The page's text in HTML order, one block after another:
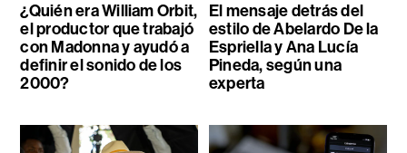
¿Quién era William Orbit,
el productor que trabajó
con Madonna y ayudó a
definir el sonido de los
2000?
El mensaje detrás del
estilo de Abelardo De la
Espriella y Ana Lucía
Pineda, según una
experta